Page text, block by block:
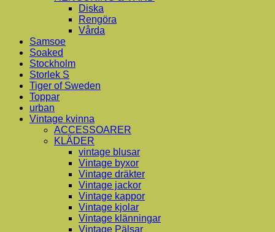
Diska
Rengöra
Vårda
Samsoe
Soaked
Stockholm
Storlek S
Tiger of Sweden
Toppar
urban
Vintage kvinna
ACCESSOARER
KLÄDER
vintage blusar
Vintage byxor
Vintage dräkter
Vintage jackor
Vintage kappor
Vintage kjolar
Vintage klänningar
Vintage Pälsar